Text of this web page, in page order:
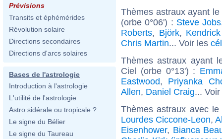
Prévisions
Transits et éphémérides
Révolution solaire
Directions secondaires
Directions d'arcs solaires
Bases de l'astrologie
Introduction à l'astrologie
L'utilité de l'astrologie
Astro sidérale ou tropicale ?
Le signe du Bélier
Le signe du Taureau
Thèmes astraux ayant
(orbe 0°06') : Steve Jobs
Roberts, Björk,
Chris Martin... Voir les
Thèmes astraux ayant
Ciel (orbe 0°13') :
Eastwood, Priyanka
Allen, Daniel Craig...
Thèmes astraux avec
Lourdes Ciccone-Leon,
Eisenhower, Bianca